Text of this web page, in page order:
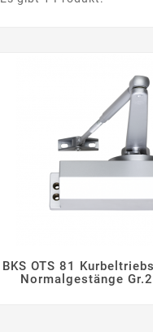
  
BKS OTS 81
Normalgestänge